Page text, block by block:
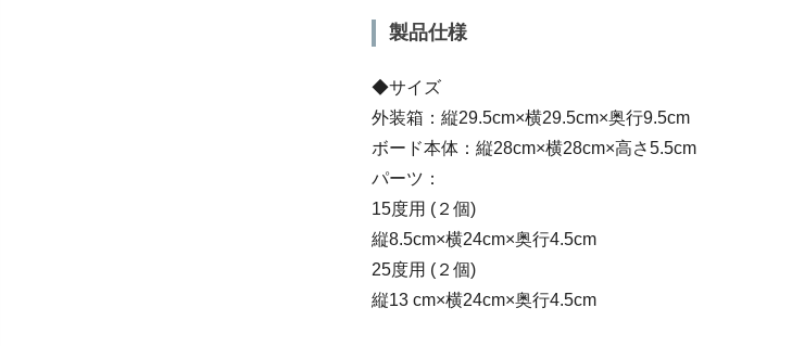
製品仕様
◆サイズ
外装箱：縦29.5cm×横29.5cm×奥行9.5cm
ボード本体：縦28cm×横28cm×高さ5.5cm
パーツ：
15度用 (２個)
縦8.5cm×横24cm×奥行4.5cm
25度用 (２個)
縦13 cm×横24cm×奥行4.5cm